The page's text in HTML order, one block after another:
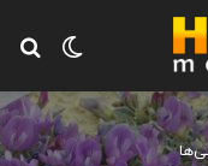
تغییر